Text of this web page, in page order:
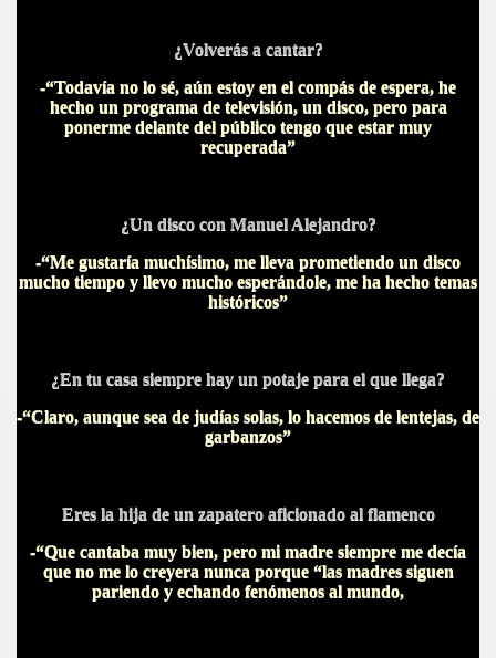
¿Volverás a cantar?
-“Todavía no lo sé, aún estoy en el compás de espera, he
hecho un programa de televisión, un disco, pero para
ponerme delante del público tengo que estar muy
recuperada”
¿Un disco con Manuel Alejandro?
-“Me gustaría muchísimo, me lleva prometiendo un disco
mucho tiempo y llevo mucho esperándole, me ha hecho temas
históricos”
¿En tu casa siempre hay un potaje para el que llega?
-“Claro, aunque sea de judías solas, lo hacemos de lentejas, de
garbanzos”
Eres la hija de un zapatero aficionado al flamenco
-“Que cantaba muy bien, pero mi madre siempre me decía
que no me lo creyera nunca porque “las madres siguen
pariendo y echando fenómenos al mundo,